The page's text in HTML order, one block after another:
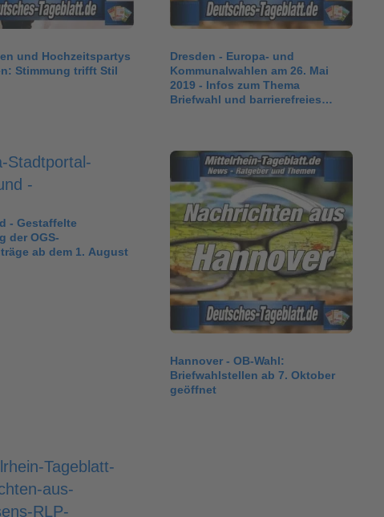
und Hochzeitspartys
Stimmung trifft Stil
Dresden - Europa- und
Kommunalwahlen am 26. Mai
2019 - Infos zum Thema
Briefwahl und barrierefreies
- Gestaffelte
der OGS-
ab dem 1. August
Hannover - OB-Wahl:
Briefwahlstellen ab 7. Oktober
geöffnet